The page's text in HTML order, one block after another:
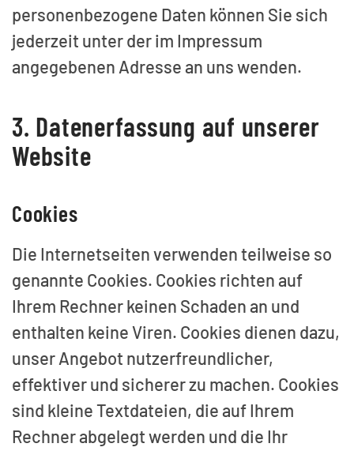
personenbezogene Daten können Sie sich
jederzeit unter der im Impressum
angegebenen Adresse an uns wenden.
3. Datenerfassung auf unserer
Website
Cookies
Die Internetseiten verwenden teilweise so
genannte Cookies. Cookies richten auf
Ihrem Rechner keinen Schaden an und
enthalten keine Viren. Cookies dienen dazu,
unser Angebot nutzerfreundlicher,
effektiver und sicherer zu machen. Cookies
sind kleine Textdateien, die auf Ihrem
Rechner abgelegt werden und die Ihr